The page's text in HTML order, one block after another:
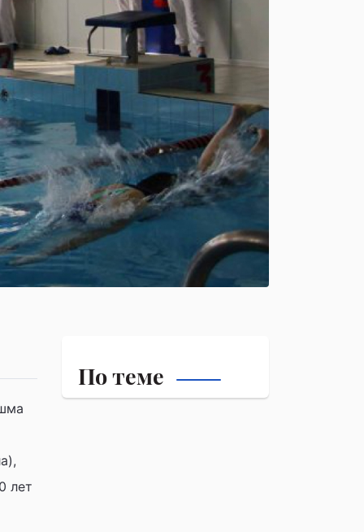
лет
По теме